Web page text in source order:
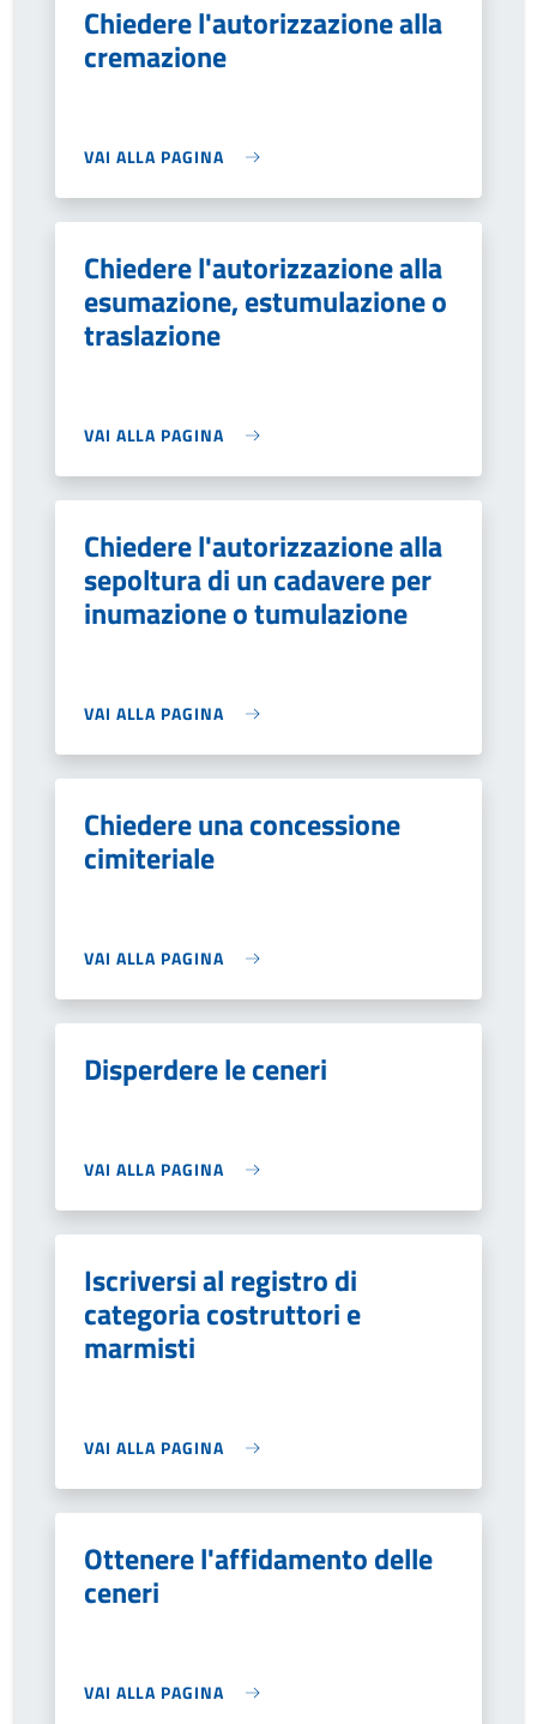
Chiedere l'autorizzazione alla
cremazione
VAI ALLA PAGINA
Chiedere l'autorizzazione alla
esumazione, estumulazione o
traslazione
VAI ALLA PAGINA
Chiedere l'autorizzazione alla
sepoltura di un cadavere per
inumazione o tumulazione
VAI ALLA PAGINA
Chiedere una concessione
cimiteriale
VAI ALLA PAGINA
Disperdere le ceneri
VAI ALLA PAGINA
Iscriversi al registro di
categoria costruttori e
marmisti
VAI ALLA PAGINA
Ottenere l'affidamento delle
ceneri
VAI ALLA PAGINA